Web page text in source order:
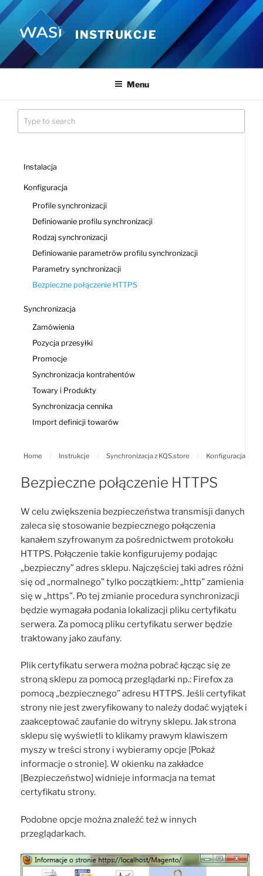
Przejdź
do
treści
INSTRUKCJE
Menu
Instalacja
Konfiguracja
Profile synchronizacji
Definiowanie profilu synchronizacji
Rodzaj synchronizacji
Definiowanie parametrów profilu synchronizacji
Parametry synchronizacji
Bezpieczne połączenie HTTPS
Synchronizacja
Zamówienia
Pozycja przesyłki
Promocje
Synchronizacja kontrahentów
Towary i Produkty
Synchronizacja cennika
Import definicji towarów
Home / Instrukcje / Synchronizacja z KQS.store / Konfiguracja
Bezpieczne połączenie HTTPS
W celu zwiększenia bezpieczeństwa transmisji danych
zaleca się stosowanie bezpiecznego połączenia
kanałem szyfrowanym za pośrednictwem protokołu
HTTPS. Połączenie takie konfigurujemy podając
„bezpieczny” adres sklepu. Najczęściej taki adres różni
się od „normalnego” tylko początkiem: „http” zamienia
się w „https”. Po tej zmianie procedura synchronizacji
będzie wymagała podania lokalizacji pliku certyfikatu
serwera. Za pomocą pliku certyfikatu serwer będzie
traktowany jako zaufany.
Plik certyfikatu serwera można pobrać łącząc się ze
stroną sklepu za pomocą przeglądarki np.: Firefox za
pomocą „bezpiecznego” adresu HTTPS. Jeśli certyfikat
strony nie jest zweryfikowany to należy dodać wyjątek i
zaakceptować zaufanie do witryny sklepu. Jak strona
sklepu się wyświetli to klikamy prawym klawiszem
myszy w treści strony i wybieramy opcje [Pokaż
informacje o stronie]. W okienku na zakładce
[Bezpieczeństwo] widnieje informacja na temat
certyfikatu strony.
Podobne opcje można znaleźć też w innych
przeglądarkach.